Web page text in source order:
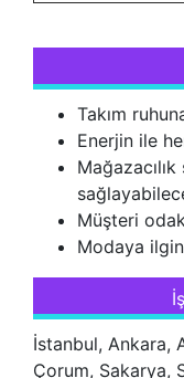
Takım
Enerjin ile
Müşteri
Modaya
İstanbul, Ankara,
Çorum, Sakarya,